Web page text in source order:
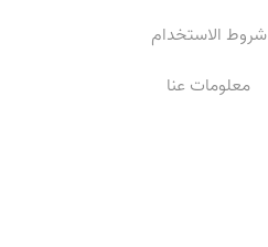
شروط الاستخدام
معلومات عنا